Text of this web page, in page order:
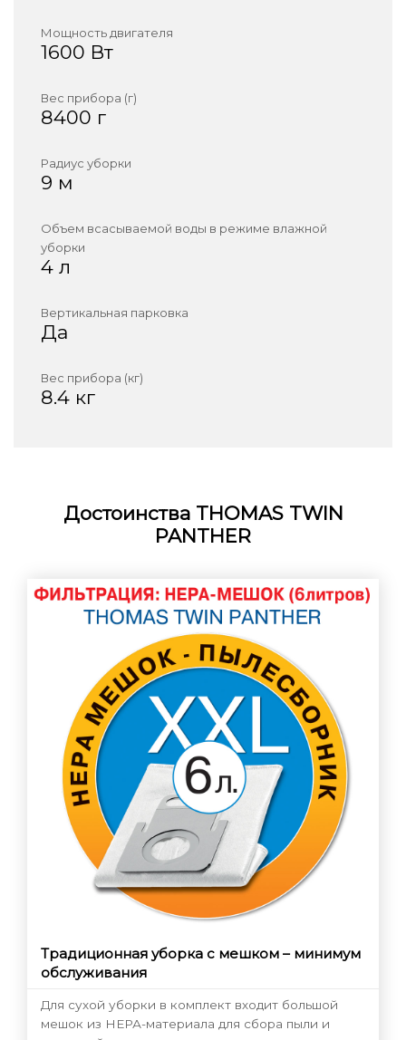
Мощность двигателя
1600 Вт
Вес прибора (г)
8400 г
Радиус уборки
9 м
Объем всасываемой воды в режиме влажной
уборки
4 л
Вертикальная парковка
Да
Вес прибора (кг)
8.4 кг
Достоинства THOMAS TWIN
PANTHER
Традиционная уборка с мешком – минимум
обслуживания
Для сухой уборки в комплект входит большой
мешок из НЕРА-материала для сбора пыли и